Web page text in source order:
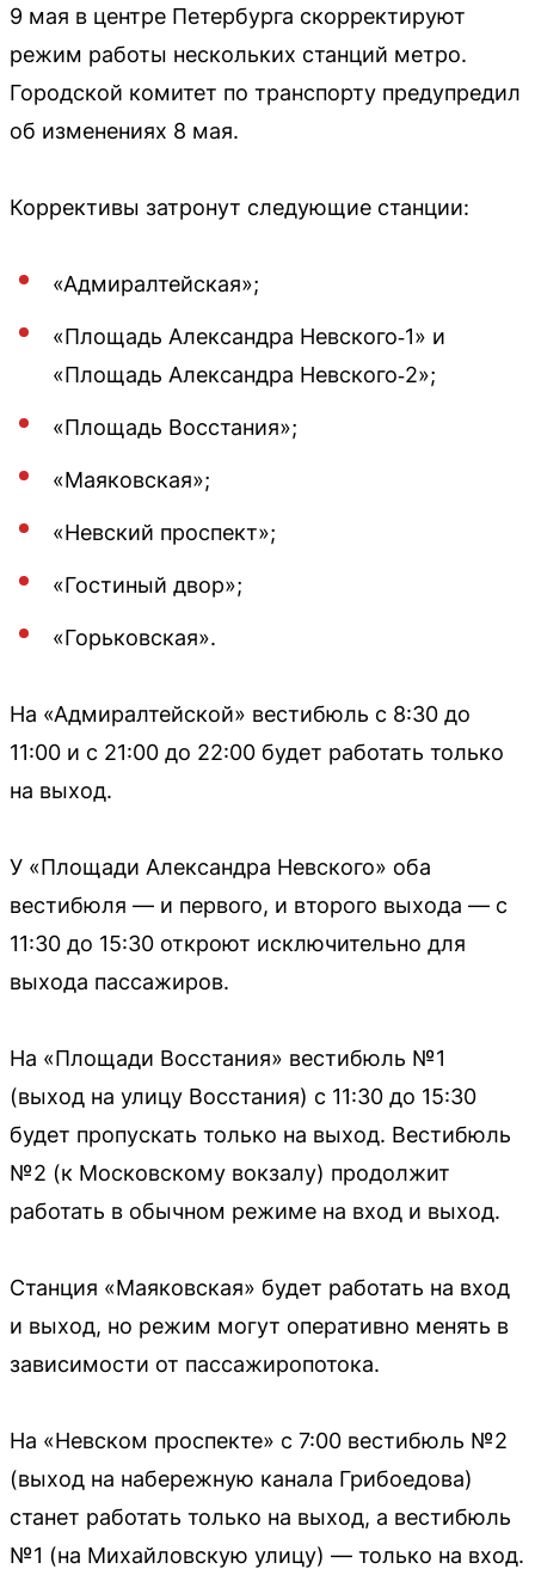
9 мая в центре Петербурга скорректируют
режим работы нескольких станций метро.
Городской комитет по транспорту предупредил
об изменениях 8 мая.
Коррективы затронут следующие станции:
«Адмиралтейская»;
«Площадь Александра Невского‑1» и
«Площадь Александра Невского‑2»;
«Площадь Восстания»;
«Маяковская»;
«Невский проспект»;
«Гостиный двор»;
«Горьковская».
На «Адмиралтейской» вестибюль с 8:30 до
11:00 и с 21:00 до 22:00 будет работать только
на выход.
У «Площади Александра Невского» оба
вестибюля — и первого, и второго выхода — с
11:30 до 15:30 откроют исключительно для
выхода пассажиров.
На «Площади Восстания» вестибюль №1
(выход на улицу Восстания) с 11:30 до 15:30
будет пропускать только на выход. Вестибюль
№2 (к Московскому вокзалу) продолжит
работать в обычном режиме на вход и выход.
Станция «Маяковская» будет работать на вход
и выход, но режим могут оперативно менять в
зависимости от пассажиропотока.
На «Невском проспекте» с 7:00 вестибюль №2
(выход на набережную канала Грибоедова)
станет работать только на выход, а вестибюль
№1 (на Михайловскую улицу) — только на вход.